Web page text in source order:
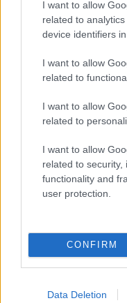
I want to allow
related to
device identifiers in
I want to allow
related to
I want to allow
related to
I want to allow
related to security,
functionality and
user protection.
CONFIRM
Data Deletion
Látványos építési
A tartós nyári hőség
ennek ellenére